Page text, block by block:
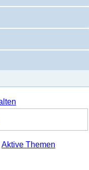
Aktive Themen